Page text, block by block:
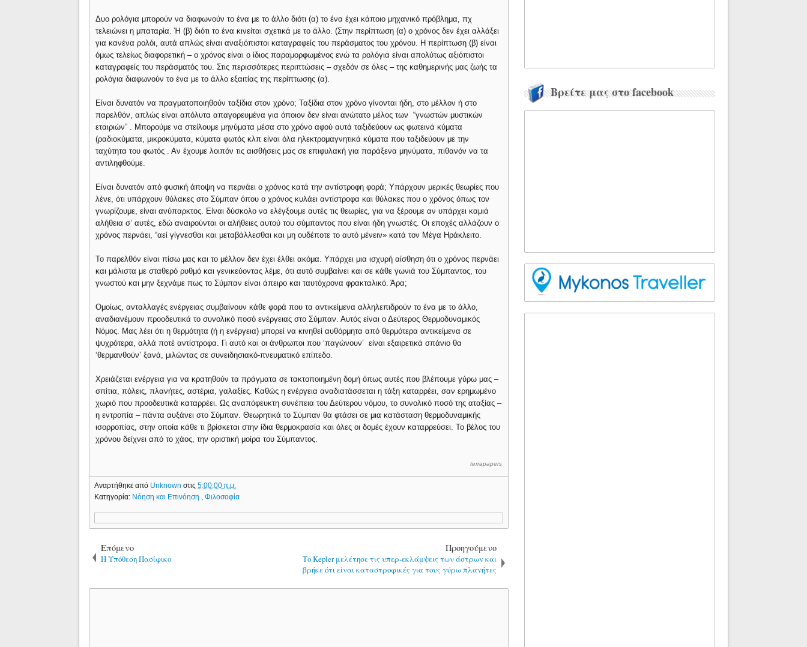
Δυο ρολόγια μπορούν να διαφωνούν το ένα με το άλλο διότι (α) το ένα έχει κάποιο μηχανικό πρόβλημα, πχ
τελειώνει η μπαταρία. Ή (β) διότι το ένα κινείται σχετικά με το άλλο. (Στην περίπτωση (α) ο χρόνος δεν έχει αλλάξει
για κανένα ρολόι, αυτά απλώς είναι αναξιόπιστοι καταγραφείς του περάσματος του χρόνου. Η περίπτωση (β) είναι
όμως τελείως διαφορετική – ο χρόνος είναι ο ίδιος παραμορφωμένος ενώ τα ρολόγια είναι απολύτως αξιόπιστοι
καταγραφείς του περάσματός του. Στις περισσότερες περιπτώσεις – σχεδόν σε όλες – της καθημερινής μας ζωής τα
ρολόγια διαφωνούν το ένα με το άλλο εξαιτίας της περίπτωσης (α).
Είναι δυνατόν να πραγματοποιηθούν ταξίδια στον χρόνο; Ταξίδια στον χρόνο γίνονται ήδη, στο μέλλον ή στο
παρελθόν, απλώς είναι απόλυτα απαγορευμένα για όποιον δεν είναι ανώτατο μέλος των “γνωστών μυστικών
εταιριών” . Μπορούμε να στείλουμε μηνύματα μέσα στο χρόνο αφού αυτά ταξιδεύουν ως φωτεινά κύματα
(ραδιοκύματα, μικροκύματα, κύματα φωτός κλπ είναι όλα ηλεκτρομαγνητικά κύματα που ταξιδεύουν με την
ταχύτητα του φωτός . Αν έχουμε λοιπόν τις αισθήσεις μας σε επιφυλακή για παράξενα μηνύματα, πιθανόν να τα
αντιληφθούμε.
Είναι δυνατόν από φυσική άποψη να περνάει ο χρόνος κατά την αντίστροφη φορά; Υπάρχουν μερικές θεωρίες που
λένε, ότι υπάρχουν θύλακες στο Σύμπαν όπου ο χρόνος κυλάει αντίστροφα και θύλακες που ο χρόνος όπως τον
γνωρίζουμε, είναι ανύπαρκτος. Είναι δύσκολο να ελέγξουμε αυτές τις θεωρίες, για να ξέρουμε αν υπάρχει καμιά
αλήθεια σ’ αυτές, εδώ αναιρούνται οι αλήθειες αυτού του σύμπαντος που είναι ήδη γνωστές. Οι εποχές αλλάζουν ο
χρόνος περνάει, “αεί γίγνεσθαι και μεταβάλλεσθαι και μη ουδέποτε το αυτό μένειν» κατά τον Μέγα Ηράκλειτο.
Το παρελθόν είναι πίσω μας και το μέλλον δεν έχει έλθει ακόμα. Υπάρχει μια ισχυρή αίσθηση ότι ο χρόνος περνάει
και μάλιστα με σταθερό ρυθμό και γενικεύοντας λέμε, ότι αυτό συμβαίνει και σε κάθε γωνιά του Σύμπαντος, του
γνωστού και μην ξεχνάμε πως το Σύμπαν είναι άπειρο και ταυτόχρονα φρακταλικό. Άρα;
Ομοίως, ανταλλαγές ενέργειας συμβαίνουν κάθε φορά που τα αντικείμενα αλληλεπιδρούν το ένα με το άλλο,
αναδιανέμουν προοδευτικά το συνολικό ποσό ενέργειας στο Σύμπαν. Αυτός είναι ο Δεύτερος Θερμοδυναμικός
Νόμος. Μας λέει ότι η θερμότητα (ή η ενέργεια) μπορεί να κινηθεί αυθόρμητα από θερμότερα αντικείμενα σε
ψυχρότερα, αλλά ποτέ αντίστροφα. Γι αυτό και οι άνθρωποι που ‘παγώνουν’ είναι εξαιρετικά σπάνιο θα
‘θερμανθούν’ ξανά, μιλώντας σε συνειδησιακό-πνευματικό επίπεδο.
Χρειάζεται ενέργεια για να κρατηθούν τα πράγματα σε τακτοποιημένη δομή όπως αυτές που βλέπουμε γύρω μας –
σπίτια, πόλεις, πλανήτες, αστέρια, γαλαξίες. Καθώς η ενέργεια αναδιατάσσεται η τάξη καταρρέει, σαν ερημωμένο
χωριό που προοδευτικά καταρρέει. Ως αναπόφευκτη συνέπεια του Δεύτερου νόμου, το συνολικό ποσό της αταξίας –
η εντροπία – πάντα αυξάνει στο Σύμπαν. Θεωρητικά το Σύμπαν θα φτάσει σε μια κατάσταση θερμοδυναμικής
ισορροπίας, στην οποία κάθε τι βρίσκεται στην ίδια θερμοκρασία και όλες οι δομές έχουν καταρρεύσει. Το βέλος του
χρόνου δείχνει από το χάος, την οριστική μοίρα του Σύμπαντος.
terrapapers
Αναρτήθηκε από Unknownστις5:00:00 π.μ.
Κατηγορία: Νόηση και Επινόηση ,Φιλοσοφία
Επόμενο
Η Υπόθεση Πασίφικο
Προηγούμενο
Το Kepler μελέτησε τις υπερ-εκλάμψεις των άστρων και
βρήκε ότι είναι καταστροφικές για τους γύρω πλανήτες
Βρείτε μας στο facebook